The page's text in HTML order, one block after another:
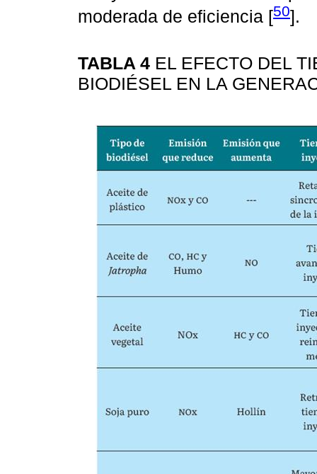
moderada de eficiencia [50].
TABLA 4 EL EFECTO DEL
BIODIÉSEL EN LA